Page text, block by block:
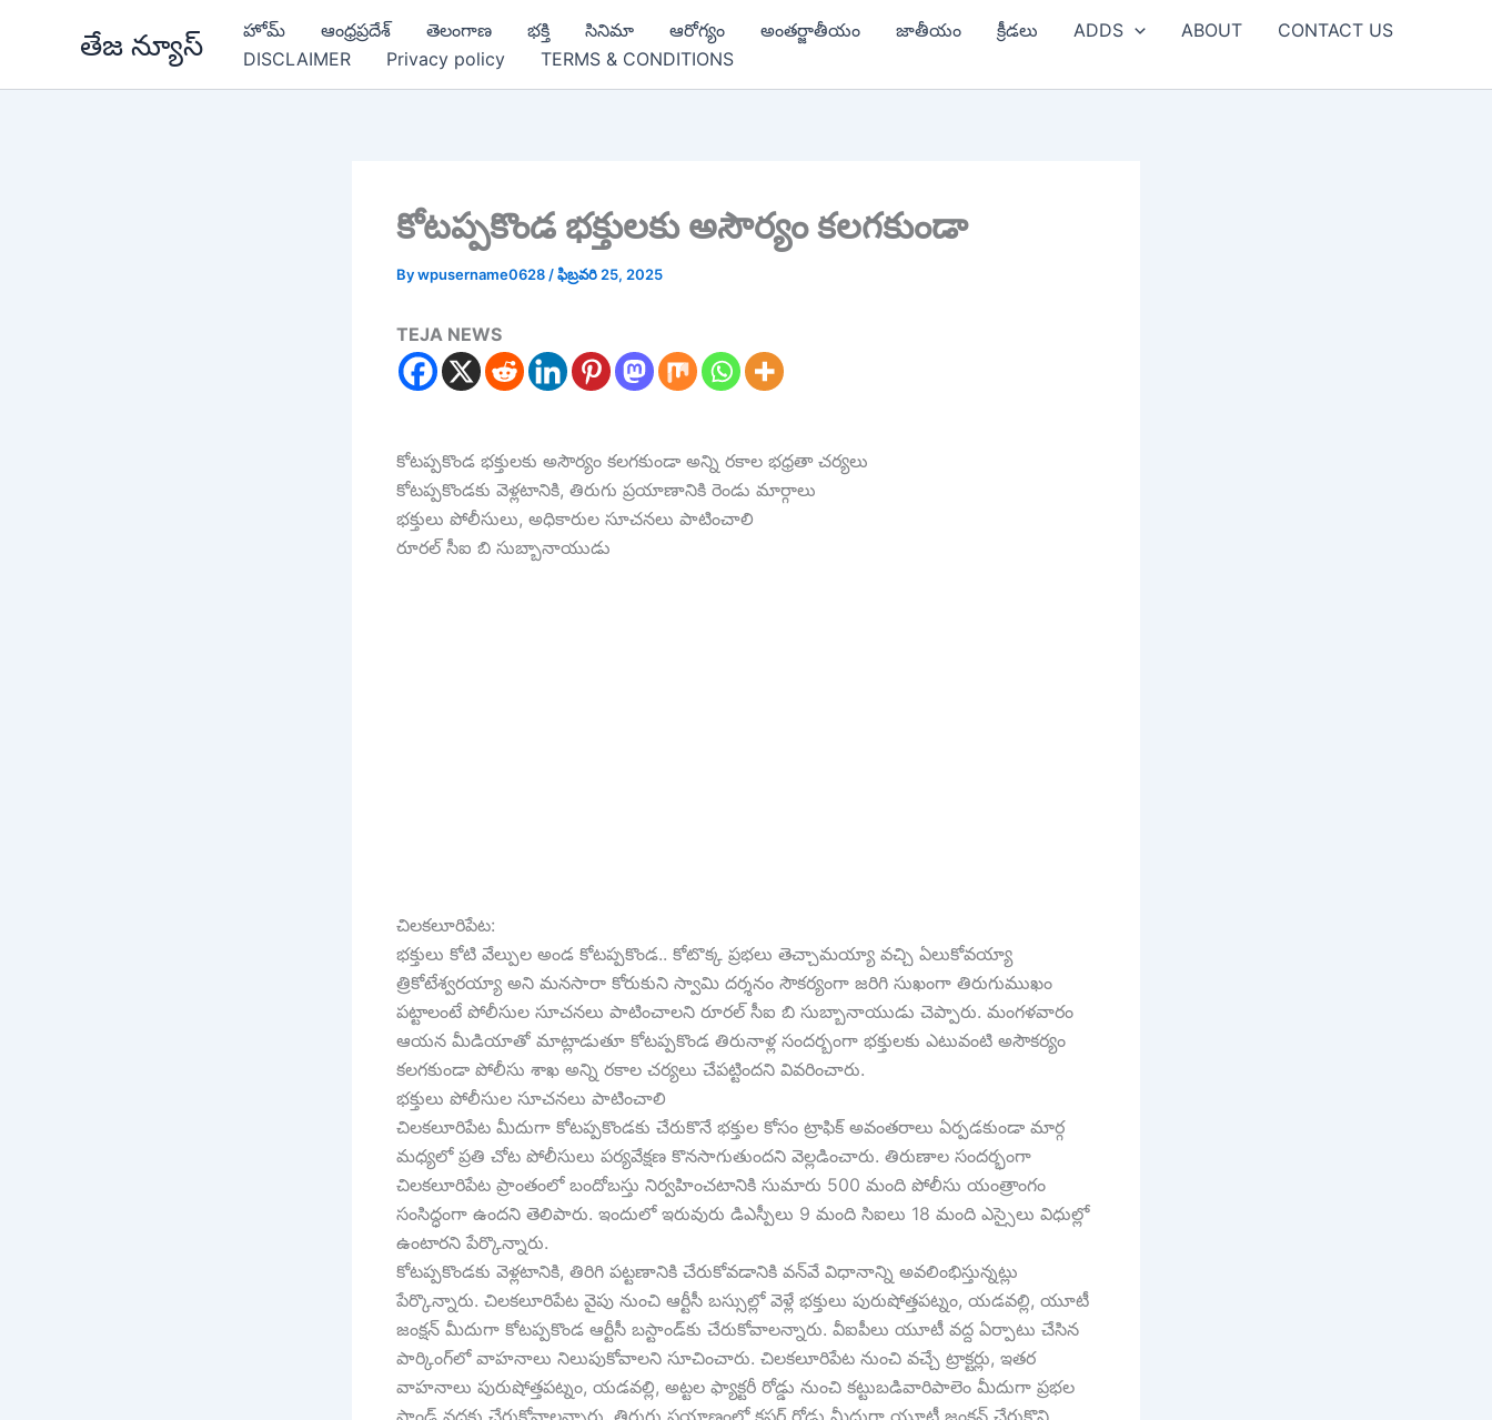
తేజ న్యూస్ హోమ్ ఆంధ్రప్రదేశ్ తెలంగాణ భక్తి సినిమా ఆరోగ్యం అంతర్జాతీయం జాతీయం క్రీడలు ADDS ABOUT
CONTACT US
DISCLAIMER
Privacy policy TERMS & CONDITIONS
కోట‌ప్ప‌కొండ భ‌క్తుల‌కు అసౌర్యం క‌ల‌గ‌కుండా
Bywpusername0628 /ఫిబ్రవరి 25, 2025
TEJA NEWS
కోట‌ప్ప‌కొండ భ‌క్తుల‌కు అసౌర్యం క‌ల‌గ‌కుండా అన్ని ర‌కాల భ‌ధ్ర‌తా చ‌ర్య‌లు
కోట‌ప్పకొండ‌కు వెళ్ల‌టానికి, తిరుగు ప్ర‌యాణానికి రెండు మార్గాలు
భ‌క్తులు పోలీసులు, అధికారుల సూచ‌న‌లు పాటించాలి
రూర‌ల్ సీఐ బి సుబ్బానాయుడు
చిల‌క‌లూరిపేట‌:
భ‌క్తులు కోటి వేల్పుల అండ కోటప్పకొండ.. కోటొక్క ప్రభలు తెచ్చామయ్యా వచ్చి ఏలుకోవయ్యా
త్రికోటేశ్వరయ్యా అని మనసారా కోరుకుని స్వామి దర్శనం సౌకర్యంగా జరిగి సుఖంగా తిరుగుముఖం
పట్టాలంటే పోలీసుల సూచనలు పాటించాలని రూర‌ల్ సీఐ బి సుబ్బానాయుడు చెప్పారు. మంగ‌ళ‌వారం
ఆయ‌న మీడియాతో మాట్లాడుతూ కోట‌ప్ప‌కొండ తిరునాళ్ల సంద‌ర్బంగా భ‌క్తుల‌కు ఎటువంటి అసౌక‌ర్యం
క‌ల‌గ‌కుండా పోలీసు శాఖ అన్ని ర‌కాల చ‌ర్య‌లు చేప‌ట్టింద‌ని వివ‌రించారు.
భ‌క్తులు పోలీసుల సూచ‌న‌లు పాటించాలి
చిల‌క‌లూరిపేట మీదుగా కోట‌ప్ప‌కొండ‌కు చేరుకొనే భ‌క్తుల కోసం ట్రాఫిక్ అవంత‌రాలు ఏర్ప‌డ‌కుండా మార్గ
మ‌ధ్యలో ప్ర‌తి చోట పోలీసులు ప‌ర్య‌వేక్ష‌ణ కొన‌సాగుతుంద‌ని వెల్ల‌డించారు. తిరుణాల సందర్భంగా
చిలకలూరిపేట ప్రాంతంలో బందోబస్తు నిర్వహించటానికి సుమారు 500 మంది పోలీసు యంత్రాంగం
సంసిద్ధంగా ఉందని తెలిపారు. ఇందులో ఇరువురు డిఎస్పీలు 9 మంది సిఐలు 18 మంది ఎస్సైలు విధుల్లో
ఉంటారని పేర్కొన్నారు.
కోట‌ప్ప‌కొండ‌కు వెళ్ల‌టానికి, తిరిగి ప‌ట్ట‌ణానికి చేరుకోవ‌డానికి వ‌న్‌వే విధానాన్ని అవ‌లింభిస్తున్న‌ట్లు
పేర్కొన్నారు. చిలకలూరిపేట వైపు నుంచి ఆర్టీసీ బస్సుల్లో వెళ్లే భక్తులు పురుషోత్తపట్నం, యడవల్లి, యూటీ
జంక్షన్‌ మీదుగా కోట‌ప్ప‌కొండ ఆర్టీసీ బస్టాండ్‌కు చేరుకోవాలన్నారు. వీఐపీలు యూటీ వద్ద ఏర్పాటు చేసిన
పార్కింగ్‌లో వాహనాలు నిలుపుకోవాలని సూచించారు. చిలకలూరిపేట నుంచి వచ్చే ట్రాక్టర్లు, ఇతర
వాహనాలు పురుషోత్తపట్నం, యడవల్లి, అట్టల ఫ్యాక్టరీ రోడ్డు నుంచి కట్టుబడివారిపాలెం మీదుగా ప్రభల
స్టాండ్‌ వద్దకు చేరుకోవాలన్నారు. తిరుగు ప్రయాణంలో క్రషర్‌ రోడ్డు మీదుగా యూటీ జంక్షన్‌ చేరుకొని